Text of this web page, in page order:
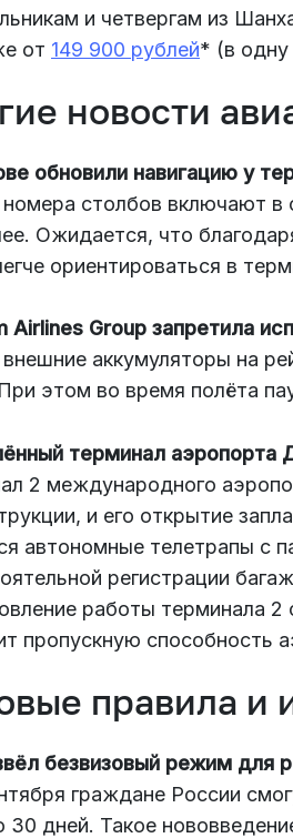
и четвергам из
от 149 900 рублей* (в одну
новости
обновили навигацию у
столбов включают в
Ожидается, что
ориентироваться в
Airlines Group запретила
аккумуляторы на
этом во время полёта
терминал аэропорта
2 международного
и его открытие
автономные телетрапы с
регистрации
работы терминала 2
пропускную способность
правила и
безвизовый режим для
граждане России
30 дней. Такое